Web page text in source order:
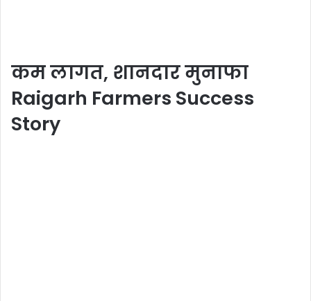
कम लागत, शानदार मुनाफा
Raigarh Farmers Success
Story